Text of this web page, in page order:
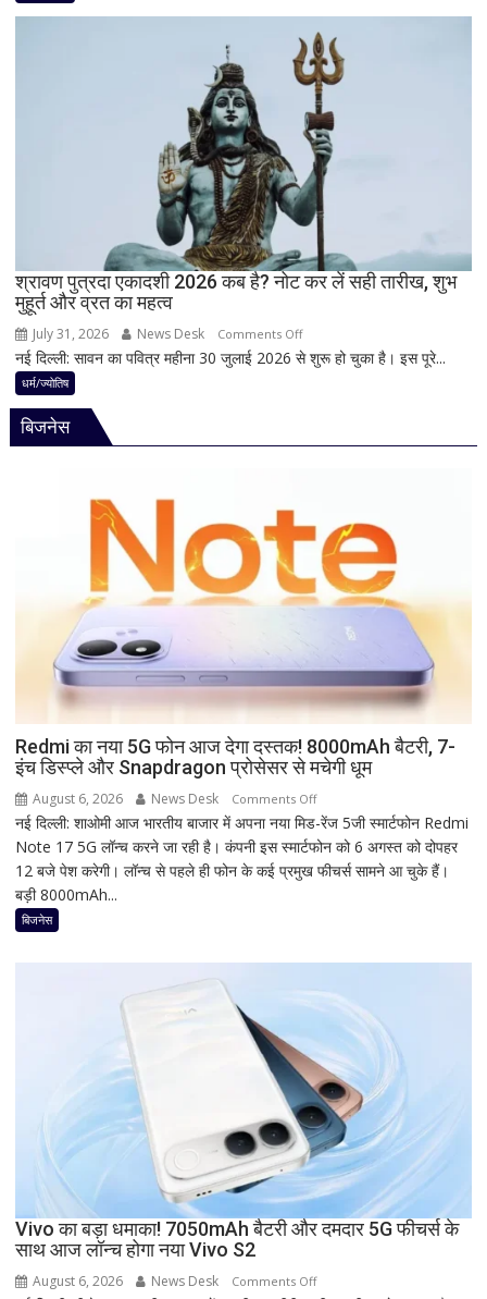
शिव
की
पूजा
परंपरा!
बाबा
बैद्यनाथ
से
पहले
क्यों
होता
है
मां
काली
का
हृदयपीठ
का
श्रावण पुत्रदा एकादशी 2026 कब है? नोट कर लें सही तारीख, शुभ
मुहूर्त और व्रत का महत्व
July 31, 2026 News Desk Comments Offon
श्रावण
कर
तारीख,
और
व्रत
का
महत्व
नई दिल्ली: सावन का पवित्र महीना 30 जुलाई 2026 से शुरू हो चुका है। इस पूरे...
धर्म/ज्योतिष
बिजनेस
Redmi का नया 5G फोन आज देगा दस्तक! 8000mAh बैटरी, 7-
इंच डिस्प्ले और Snapdragon प्रोसेसर से मचेगी धूम
August 6, 2026 News Desk Comments Offon
Redmi
का
नया
देगा
दस्तक!
8000mAh
7-
इंच
डिस्प्ले
और
Snapdragon
प्रोसेसर
मचेगी
नई दिल्ली: शाओमी आज भारतीय बाजार में अपना नया मिड-रेंज 5जी स्मार्टफोन Redmi
Note 17 5G लॉन्च करने जा रही है। कंपनी इस स्मार्टफोन को 6 अगस्त को दोपहर
12 बजे पेश करेगी। लॉन्च से पहले ही फोन के कई प्रमुख फीचर्स सामने आ चुके हैं।
बड़ी 8000mAh...
बिजनेस
Vivo का बड़ा धमाका! 7050mAh बैटरी और दमदार 5G फीचर्स के
साथ आज लॉन्च होगा नया Vivo S2
August 6, 2026 News Desk Comments Offon